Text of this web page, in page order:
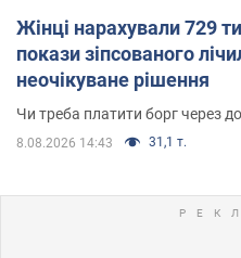
Жінці нарахували 729
покази зіпсованого
неочікуване рішення
Чи треба платити борг через
8.08.2026 14:43 31,1 т.